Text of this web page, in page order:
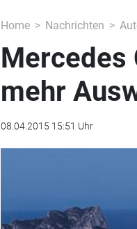
Home Nachrichten
Mercedes
mehr
08.04.2015 15:51 Uhr